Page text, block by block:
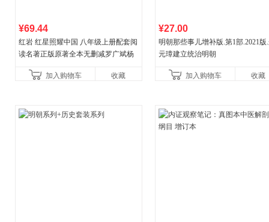
¥69.44
红岩 红星照耀中国 八年级上册配套阅
读名著正版原著全本无删减罗广斌杨
初中生课外书中国青
加入购物车 收藏
¥27.00
明朝那些事儿增补版.第1部.2021版
元璋建立统治明朝
加入购物车 收藏